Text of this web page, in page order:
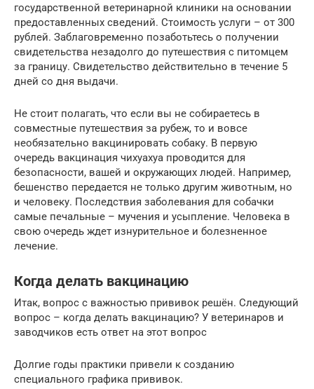
государственной ветеринарной клиники на основании
предоставленных сведений. Стоимость услуги – от 300
рублей. Заблаговременно позаботьтесь о получении
свидетельства незадолго до путешествия с питомцем
за границу. Свидетельство действительно в течение 5
дней со дня выдачи.
Не стоит полагать, что если вы не собираетесь в
совместные путешествия за рубеж, то и вовсе
необязательно вакцинировать собаку. В первую
очередь вакцинация чихуахуа проводится для
безопасности, вашей и окружающих людей. Например,
бешенство передается не только другим животным, но
и человеку. Последствия заболевания для собачки
самые печальные – мучения и усыпление. Человека в
свою очередь ждет изнурительное и болезненное
лечение.
Когда делать вакцинацию
Итак, вопрос с важностью прививок решён. Следующий
вопрос – когда делать вакцинацию? У ветеринаров и
заводчиков есть ответ на этот вопрос
Долгие годы практики привели к созданию
специального графика прививок.